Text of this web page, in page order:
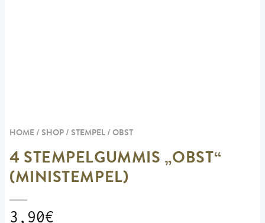
HOME / SHOP /STEMPEL /OBST
4 STEMPELGUMMIS „OBST“
(MINISTEMPEL)
3,90€